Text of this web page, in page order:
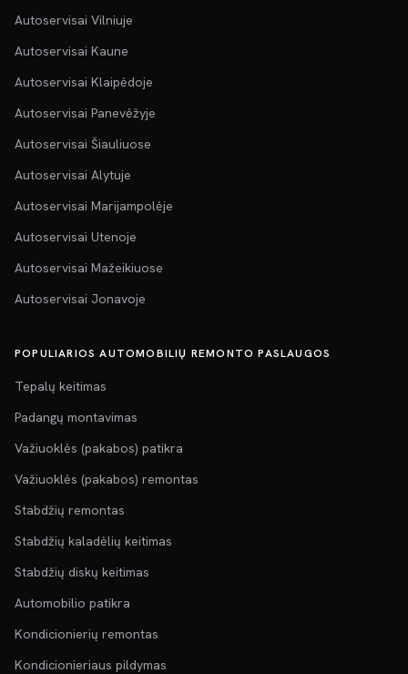
Autoservisai Vilniuje
Autoservisai Kaune
Autoservisai Klaipėdoje
Autoservisai Panevėžyje
Autoservisai Šiauliuose
Autoservisai Alytuje
Autoservisai Marijampolėje
Autoservisai Utenoje
Autoservisai Mažeikiuose
Autoservisai Jonavoje
POPULIARIOS AUTOMOBILIŲ REMONTO PASLAUGOS
Tepalų keitimas
Padangų montavimas
Važiuoklės (pakabos) patikra
Važiuoklės (pakabos) remontas
Stabdžių remontas
Stabdžių kaladėlių keitimas
Stabdžių diskų keitimas
Automobilio patikra
Kondicionierių remontas
Kondicionieriaus pildymas